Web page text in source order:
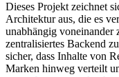
Dieses Projekt zeichnet
Architektur aus, die es
unabhängig voneinander
zentralisiertes Backend
sicher, dass Inhalte von
Marken hinweg verteilt